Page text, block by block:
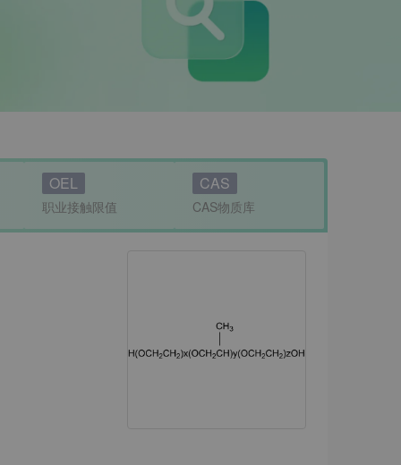
OEL
职业接触限值
CAS
CAS物质库